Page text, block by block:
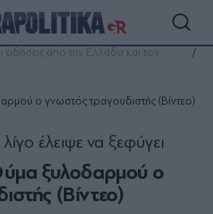
ειδήσεις από την Ελλάδα και τον
ο γνωστός τραγουδιστής (Βίντεο)
ξυλοδαρμού ο
(Βίντεο)
έλειψε να ξεφύγει